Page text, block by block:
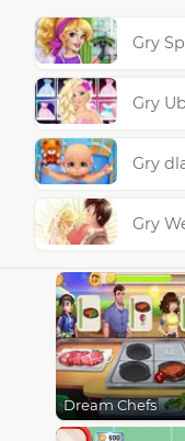
Gry
Gry
Gry
Gry
Dream Chefs